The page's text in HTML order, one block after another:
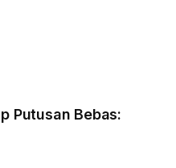
Putusan Bebas: